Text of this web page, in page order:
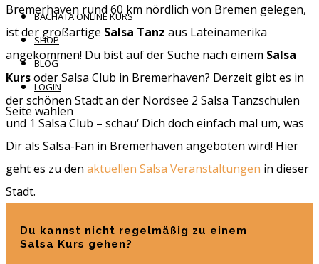
BACHATA ONLINE KURS
SHOP
BLOG
LOGIN
Seite wählen
Bremerhaven rund 60 km nördlich von Bremen gelegen,
ist der großartige Salsa Tanz aus Lateinamerika
angekommen! Du bist auf der Suche nach einem Salsa
Kursoder Salsa Club in Bremerhaven? Derzeit gibt es in
der schönen Stadt an der Nordsee 2 Salsa Tanzschulen
und 1 Salsa Club – schau‘ Dich doch einfach mal um, was
Dir als Salsa-Fan in Bremerhaven angeboten wird! Hier
geht es zu den aktuellen Salsa Veranstaltungen in dieser
Stadt.
Du kannst nicht regelmäßig zu einem
Salsa Kurs gehen?